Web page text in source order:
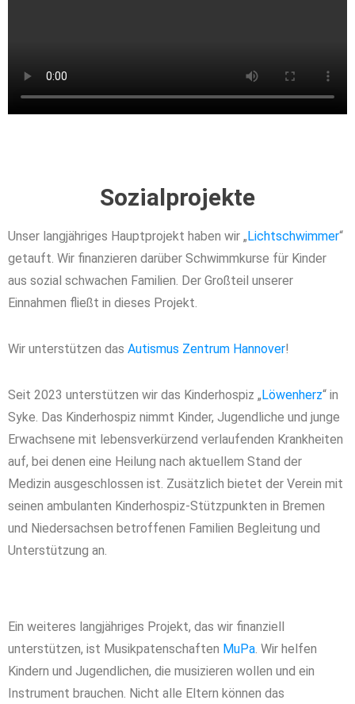
Sozialprojekte
Unser langjähriges Hauptprojekt haben wir „Lichtschwimmer“
getauft. Wir finanzieren darüber Schwimmkurse für Kinder
aus sozial schwachen Familien. Der Großteil unserer
Einnahmen fließt in dieses Projekt.
Wir unterstützen das Autismus Zentrum Hannover!
Seit 2023 unterstützen wir das Kinderhospiz „Löwenherz“ in
Syke. Das Kinderhospiz nimmt Kinder, Jugendliche und junge
Erwachsene mit lebensverkürzend verlaufenden Krankheiten
auf, bei denen eine Heilung nach aktuellem Stand der
Medizin ausgeschlossen ist. Zusätzlich bietet der Verein mit
seinen ambulanten Kinderhospiz-Stützpunkten in Bremen
und Niedersachsen betroffenen Familien Begleitung und
Unterstützung an.
Ein weiteres langjähriges Projekt, das wir finanziell
unterstützen, ist Musikpatenschaften MuPa Wir helfen
Kindern und Jugendlichen, die musizieren wollen und ein
Instrument brauchen. Nicht alle Eltern können das